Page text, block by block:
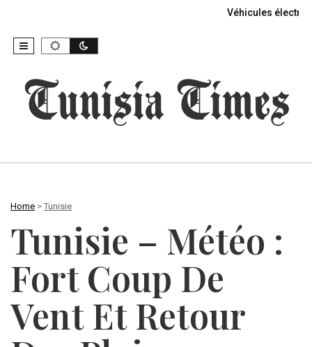
Véhicules
Home > Tunisie
Tunisie – Météo :
Fort Coup De
Vent Et Retour